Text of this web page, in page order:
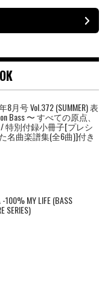
号 Vol.372 (SUMMER) 表
Bass 〜 すべての原点、
特別付録小冊子[プレシ
名曲楽譜集(全6曲)]付き
MY LIFE (BASS
SERIES)